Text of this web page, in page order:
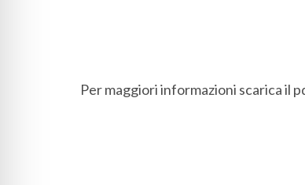
Per maggiori informazioni scarica il